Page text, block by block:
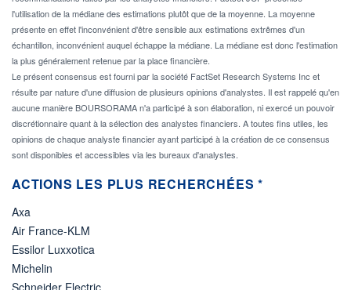
l'utilisation de la médiane des estimations plutôt que de la moyenne. La moyenne
présente en effet l'inconvénient d'être sensible aux estimations extrêmes d'un
échantillon, inconvénient auquel échappe la médiane. La médiane est donc l'estimation
la plus généralement retenue par la place financière.
Le présent consensus est fourni par la société FactSet Research Systems Inc et
résulte par nature d'une diffusion de plusieurs opinions d'analystes. Il est rappelé qu'en
aucune manière BOURSORAMA n'a participé à son élaboration, ni exercé un pouvoir
discrétionnaire quant à la sélection des analystes financiers. A toutes fins utiles, les
opinions de chaque analyste financier ayant participé à la création de ce consensus
sont disponibles et accessibles via les bureaux d'analystes.
ACTIONS LES PLUS RECHERCHÉES *
Axa
Air France-KLM
Essilor Luxxotica
Michelin
Schneider Electric